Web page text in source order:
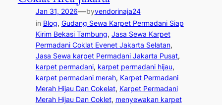
Jan 31, 2026—byvendorinaja24
in Blog, Gudang Sewa Karpet Permadani Siap
Kirim Bekasi Tambung, Jasa Sewa Karpet
Permadani Coklat Evenet Jakarta Selatan
Jasa Sewa karpet Permadani Jakarta Pusat
karpet permadani, karpet permadani hijau
karpet permadani merah, Karpet Permadani
Merah Hijau Dan Cokelat, Karpet Permadani
Merah Hijau Dan Coklet, menyewakan karpet